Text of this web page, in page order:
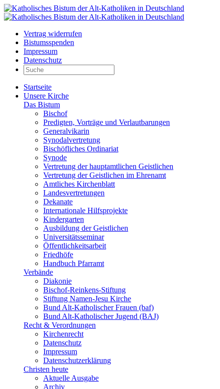
Vertrag widerrufen
Bistumsspenden
Impressum
Datenschutz
Startseite
Unsere Kirche
Das Bistum
Bischof
Predigten, Vorträge und Verlautbarungen
Generalvikarin
Synodalvertretung
Bischöfliches Ordinariat
Synode
Vertretung der hauptamtlichen Geistlichen
Vertretung der Geistlichen im Ehrenamt
Amtliches Kirchenblatt
Landesvertretungen
Dekanate
Internationale Hilfsprojekte
Kindergarten
Ausbildung der Geistlichen
Universitätsseminar
Öffentlichkeitsarbeit
Friedhöfe
Handbuch Pfarramt
Verbände
Diakonie
Bischof-Reinkens-Stiftung
Stiftung Namen-Jesu Kirche
Bund Alt-Katholischer Frauen (baf)
Bund Alt-Katholischer Jugend (BAJ)
Recht & Verordnungen
Kirchenrecht
Datenschutz
Impressum
Datenschutzerklärung
Christen heute
Aktuelle Ausgabe
Archiv